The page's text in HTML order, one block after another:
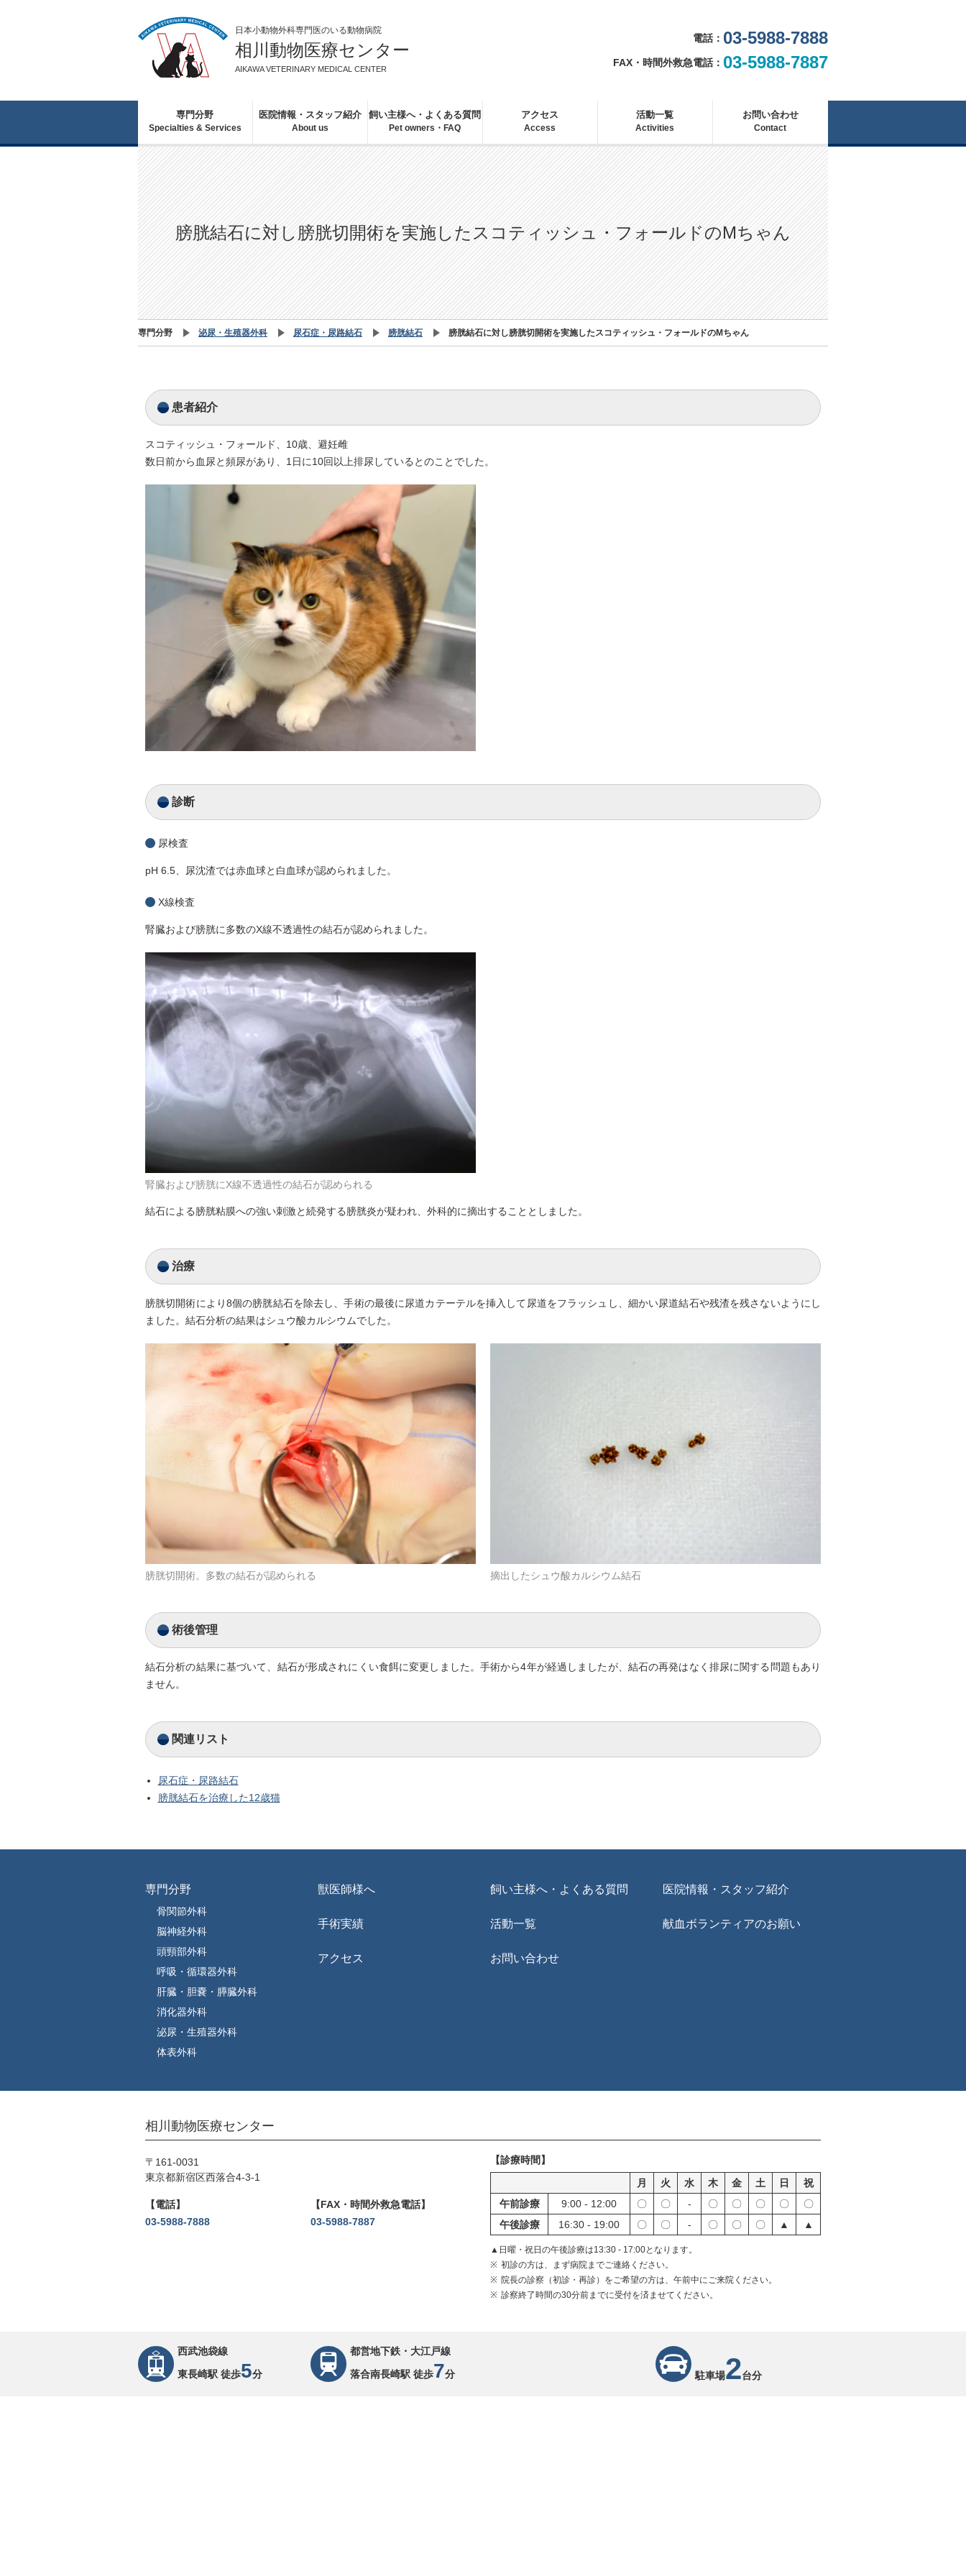
日本小動物外科専門医のいる動物病院
相川動物医療センター
AIKAWA VETERINARY MEDICAL CENTER
電話 03-5988-7888
FAX・時間外救急電話 03-5988-7887
専門分野
Specialties & Services
医院情報・スタッフ紹介
About us
飼い主様へ・よくある質問
Pet owners・FAQ
アクセス
Access
活動一覧
Activities
お問い合わせ
Contact
膀胱結石に対し膀胱切開術を実施したスコティッシュ・フォールドのMちゃん
専門分野 泌尿・生殖器外科 尿石症・尿路結石 膀胱結石 膀胱結石に対し膀胱切開術を実施したスコティッシュ・フォールドのMちゃん
患者紹介
スコティッシュ・フォールド、10歳、避妊雌
数日前から血尿と頻尿があり、1日に10回以上排尿しているとのことでした。
診断
尿検査
pH 6.5、尿沈渣では赤血球と白血球が認められました。
X線検査
腎臓および膀胱に多数のX線不透過性の結石が認められました。
腎臓および膀胱にX線不透過性の結石が認められる
結石による膀胱粘膜への強い刺激と続発する膀胱炎が疑われ、外科的に摘出することとしました。
治療
膀胱切開術により8個の膀胱結石を除去し、手術の最後に尿道カテーテルを挿入して尿道をフラッシュし、細かい尿道結石や残渣を残さないようにし
ました。結石分析の結果はシュウ酸カルシウムでした。
膀胱切開術。多数の結石が認められる 摘出したシュウ酸カルシウム結石
術後管理
結石分析の結果に基づいて、結石が形成されにくい食餌に変更しました。手術から4年が経過しましたが、結石の再発はなく排尿に関する問題もあり
ません。
関連リスト
尿石症・尿路結石
膀胱結石を治療した12歳猫
専門分野
骨関節外科
脳神経外科
頭頸部外科
呼吸・循環器外科
肝臓・胆嚢・膵臓外科
消化器外科
泌尿・生殖器外科
体表外科
獣医師様へ 飼い主様へ・よくある質問 医院情報・スタッフ紹介
手術実績 活動一覧 献血ボランティアのお願い
アクセス お問い合わせ
相川動物医療センター
〒161-0031
東京都新宿区西落合4-3-1
電話
03-5988-7888
FAX・時間外救急電話
03-5988-7887
診療時間
月
火 水 木 金 土 日
祝
午前診療
9:00 - 12:00 〇 〇 - 〇 〇 〇 〇
〇
午後診療
16:30 - 19:00 〇 〇 - 〇 〇 〇 ▲ ▲
▲日曜・祝日の午後診療は13:30 - 17:00となります。
初診の方は、まず病院までご連絡ください。
院長の診察（初診・再診）をご希望の方は、午前中にご来院ください。
診察終了時間の30分前までに受付を済ませてください。
西武池袋線
東長崎駅 徒歩5分
都営地下鉄・大江戸線
落合南長崎駅 徒歩7分 駐車場2台分